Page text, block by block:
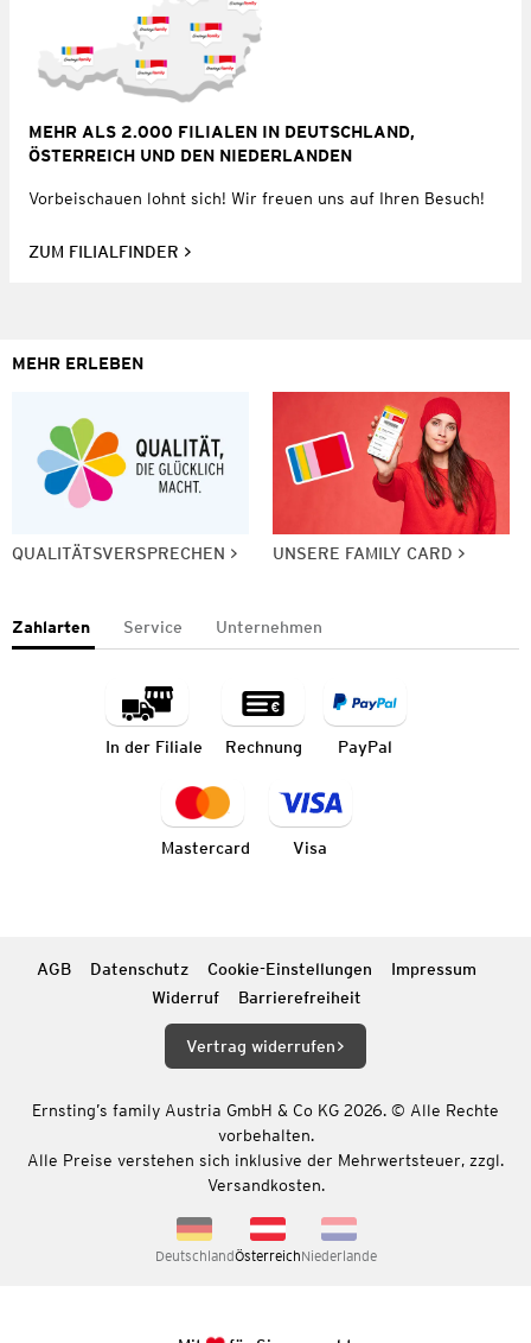
MEHR ALS 2.000 FILIALEN IN DEUTSCHLAND,
ÖSTERREICH UND DEN NIEDERLANDEN
Vorbeischauen lohnt sich! Wir freuen uns auf Ihren Besuch!
ZUM FILIALFINDER
MEHR ERLEBEN
QUALITÄTSVERSPRECHEN UNSERE FAMILY CARD
Zahlarten Service Unternehmen
In der Filiale Rechnung PayPal
Mastercard Visa
AGB Datenschutz Cookie-Einstellungen
Impressum
Widerruf
Barrierefreiheit
Vertrag widerrufen
Ernsting’s family Austria GmbH & Co KG 2026. © Alle Rechte
vorbehalten.
Alle Preise verstehen sich inklusive der Mehrwertsteuer, zzgl.
Versandkosten.
DeutschlandÖsterreichNiederlande